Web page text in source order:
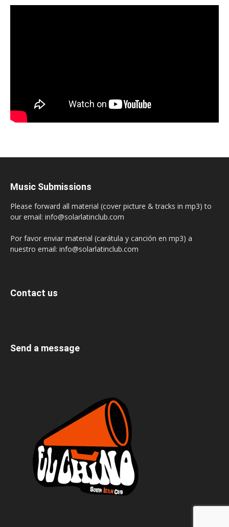
Music Submissions
Please forward all material (cover picture & tracks in mp3) to
our email: info@solarlatinclub.com
Por favor enviar material (carátula y canción en mp3) a
nuestro email: info@solarlatinclub.com
Contact us
Send a message